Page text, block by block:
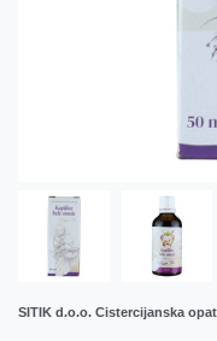
SITIK d.o.o. Cistercijanska